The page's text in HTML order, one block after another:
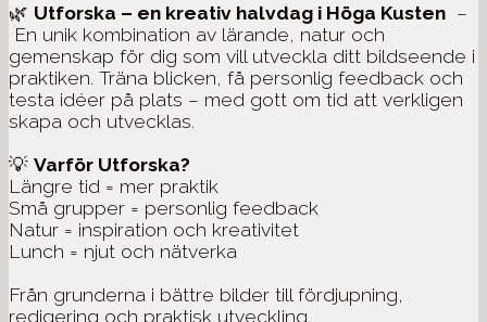
🌿 Utforska – en kreativ halvdag i Höga Kusten –
En unik kombination av lärande, natur och
gemenskap för dig som vill utveckla ditt bildseende i
praktiken. Träna blicken, få personlig feedback och
testa idéer på plats – med gott om tid att verkligen
skapa och utvecklas.
💡 Varför Utforska?
Längre tid = mer praktik
Små grupper = personlig feedback
Natur = inspiration och kreativitet
Lunch = njut och nätverka
Från grunderna i bättre bilder till fördjupning,
redigering och praktisk utveckling.